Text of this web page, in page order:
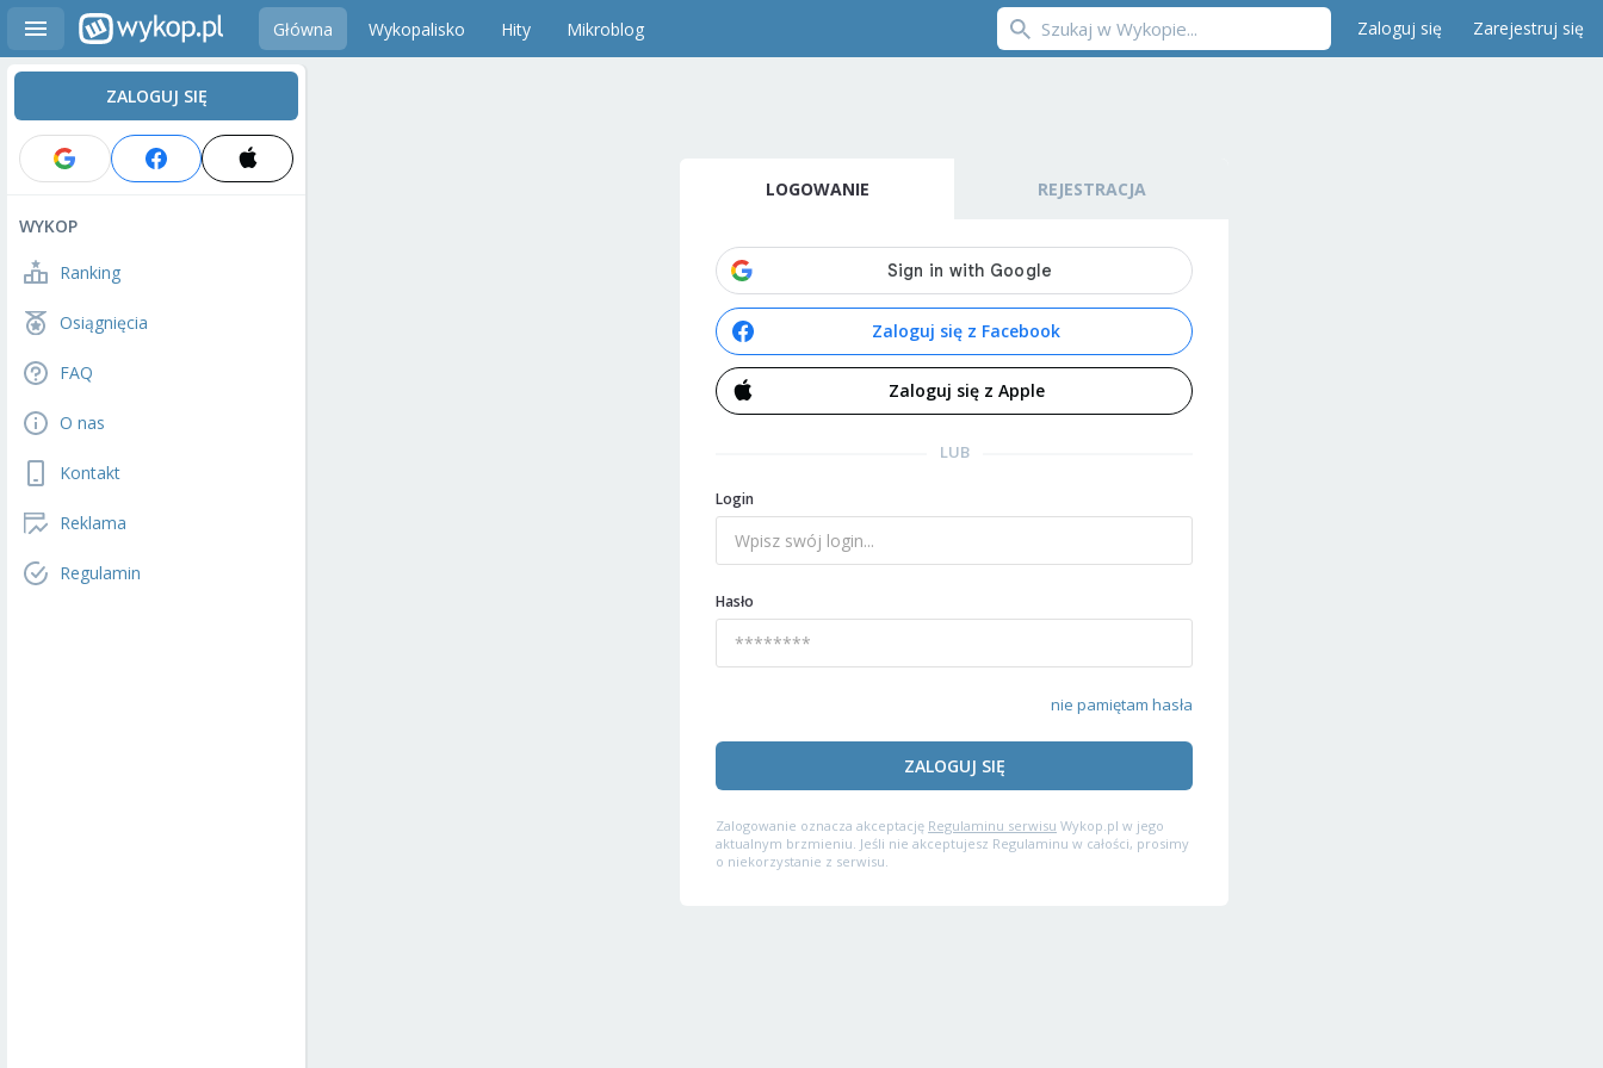
Główna Wykopalisko Hity Mikroblog Zaloguj się Zarejestruj się
ZALOGUJ SIĘ
WYKOP
Ranking
Osiągnięcia
FAQ
O nas
Kontakt
Reklama
Regulamin
LOGOWANIE REJESTRACJA
Zaloguj się z Facebook
Zaloguj się z Apple
LUB
Login
Hasło
nie pamiętam hasła
ZALOGUJ SIĘ
Zalogowanie oznacza akceptację Regulaminu serwisu Wykop.pl w jego
aktualnym brzmieniu. Jeśli nie akceptujesz Regulaminu w całości, prosimy
o niekorzystanie z serwisu.